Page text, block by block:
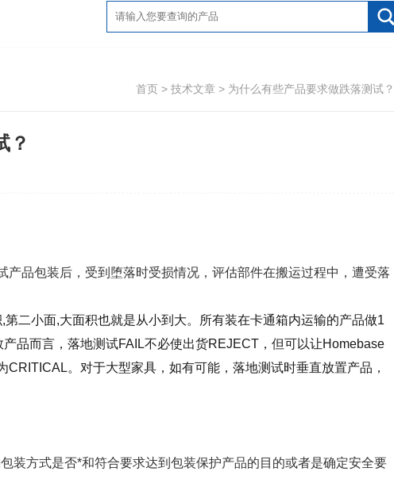
首页 > 技术文章 > 为什么有些产品要求做跌落测试？
？
品包装后，受到堕落时受损情况，评估部件在搬运过程中，遭受落
二小面,大面积也就是从小到大。所有装在卡通箱内运输的产品做1
品而言，落地测试FAIL不必使出货REJECT，但可以让Homebase
。对于大型家具，如有可能，落地测试时垂直放置产品，
装方式是否*和符合要求达到包装保护产品的目的或者是确定安全要